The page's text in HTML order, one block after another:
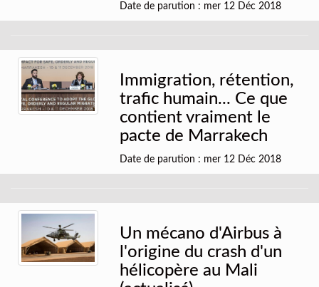
Date de parution : mer 12 Déc 2018
Immigration, rétention,
trafic humain... Ce que
contient vraiment le
pacte de Marrakech
Date de parution : mer 12 Déc 2018
Un mécano d'Airbus à
l'origine du crash d'un
hélicopère au Mali